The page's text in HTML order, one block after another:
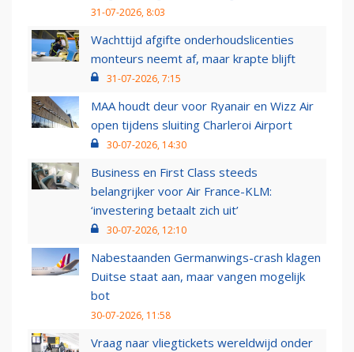
31-07-2026, 8:03
Wachttijd afgifte onderhoudslicenties
monteurs neemt af, maar krapte blijft
31-07-2026, 7:15
MAA houdt deur voor Ryanair en Wizz Air
open tijdens sluiting Charleroi Airport
30-07-2026, 14:30
Business en First Class steeds
belangrijker voor Air France-KLM:
‘investering betaalt zich uit’
30-07-2026, 12:10
Nabestaanden Germanwings-crash klagen
Duitse staat aan, maar vangen mogelijk
bot
30-07-2026, 11:58
Vraag naar vliegtickets wereldwijd onder